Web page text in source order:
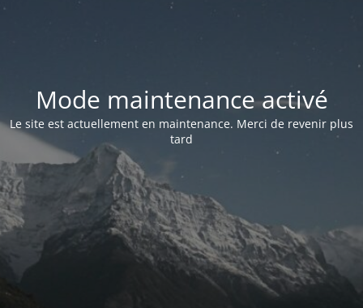
Mode maintenance activé
Le site est actuellement en maintenance. Merci de revenir plus
tard